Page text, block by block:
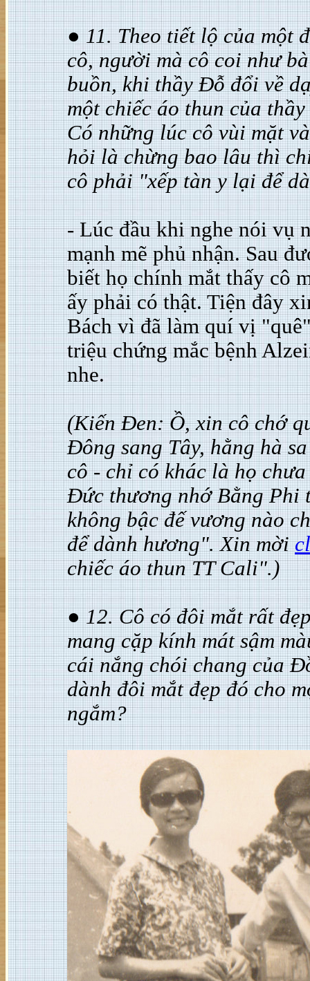
● 11. Theo tiết lộ của một
cô, người mà cô coi như
buồn, khi thầy Đỗ đổi về
một chiếc áo thun của
Có những lúc cô vùi mặt
hỏi là chừng bao lâu thì
cô phải "xếp tàn y lại để
- Lúc đầu khi nghe nói vụ
mạnh mẽ phủ nhận. Sau
biết họ chính mắt thấy cô
ấy phải có thật. Tiện đây
Bách vì đã làm quí vị
triệu chứng mắc bệnh
nhe.
(Kiến Đen: Ồ, xin cô chớ
Đông sang Tây, hằng hà
cô - chỉ có khác là họ
Đức thương nhớ Bằng Phi
không bậc đế vương nào
để dành hương". Xin mời
chiếc áo thun TT Cali".)
● 12. Cô có đôi mắt rất
mang cặp kính mát sậm
cái nắng chói chang của
dành đôi mắt đẹp đó cho
ngắm?